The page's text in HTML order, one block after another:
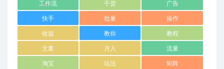
工作流 干货 广告
快手 批量 操作
收益 教你 教程
文案 月入 流量
淘宝 玩法 矩阵